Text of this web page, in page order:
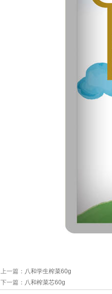
上一篇： 八和学生榨菜60g
下一篇： 八和榨菜芯60g